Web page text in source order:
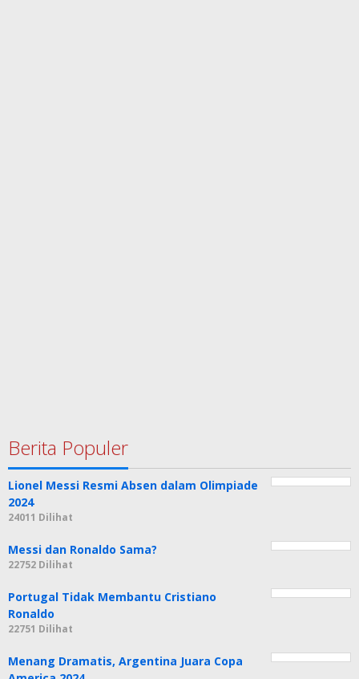
Berita Populer
Lionel Messi Resmi Absen dalam Olimpiade
2024
24011 Dilihat
Messi dan Ronaldo Sama?
22752 Dilihat
Portugal Tidak Membantu Cristiano
Ronaldo
22751 Dilihat
Menang Dramatis, Argentina Juara Copa